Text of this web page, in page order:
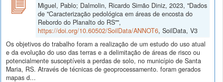
Miguel, Pablo; Dalmolin, Ricardo Simão Diniz, 2023, "Dados
de "Caracterização pedológica em áreas de encosta do
Rebordo do Planalto do RS"",
https://doi.org/10.60502/SoilData/ANNOT6, SoilData, V3
Os objetivos do trabalho foram a realização de um estudo do uso atual
e da evolução do uso das terras e a delimitação de áreas de risco ou
potencialmente susceptíveis a perdas de solo, no município de Santa
Maria, RS. Através de técnicas de geoprocessamento. foram gerados
mapas d...